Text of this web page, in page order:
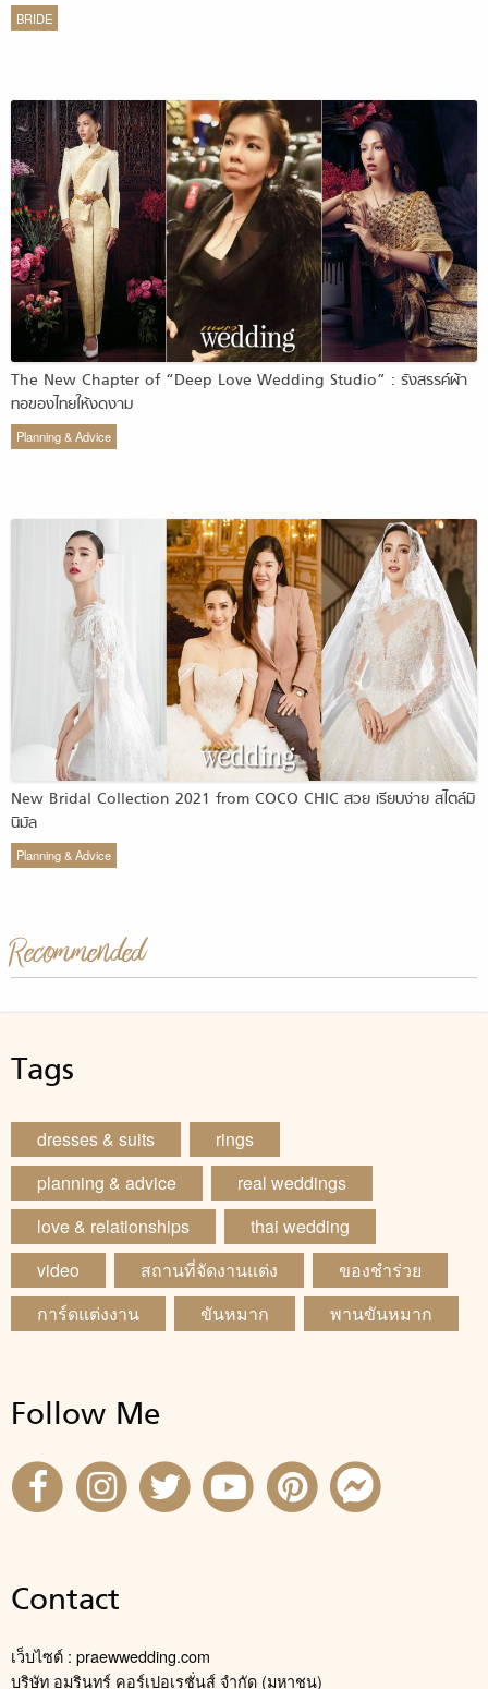
BRIDE
The New Chapter of “Deep Love Wedding Studio” : รังสรรค์ผ้า
ทอของไทยให้งดงาม
Planning & Advice
New Bridal Collection 2021 from COCO CHIC สวย เรียบง่าย สไตล์มิ
นิมัล
Planning & Advice
Recommended
Tags
dresses & suits
rings
planning & advice
real weddings
love & relationships
thai wedding
video
สถานที่จัดงานแต่ง
ของชำร่วย
การ์ดแต่งงาน
ขันหมาก พานขันหมาก
Follow Me
Contact
เว็บไซต์ : praewwedding.com
บริษัท อมรินทร์ คอร์เปอเรชั่นส์ จำกัด (มหาชน)